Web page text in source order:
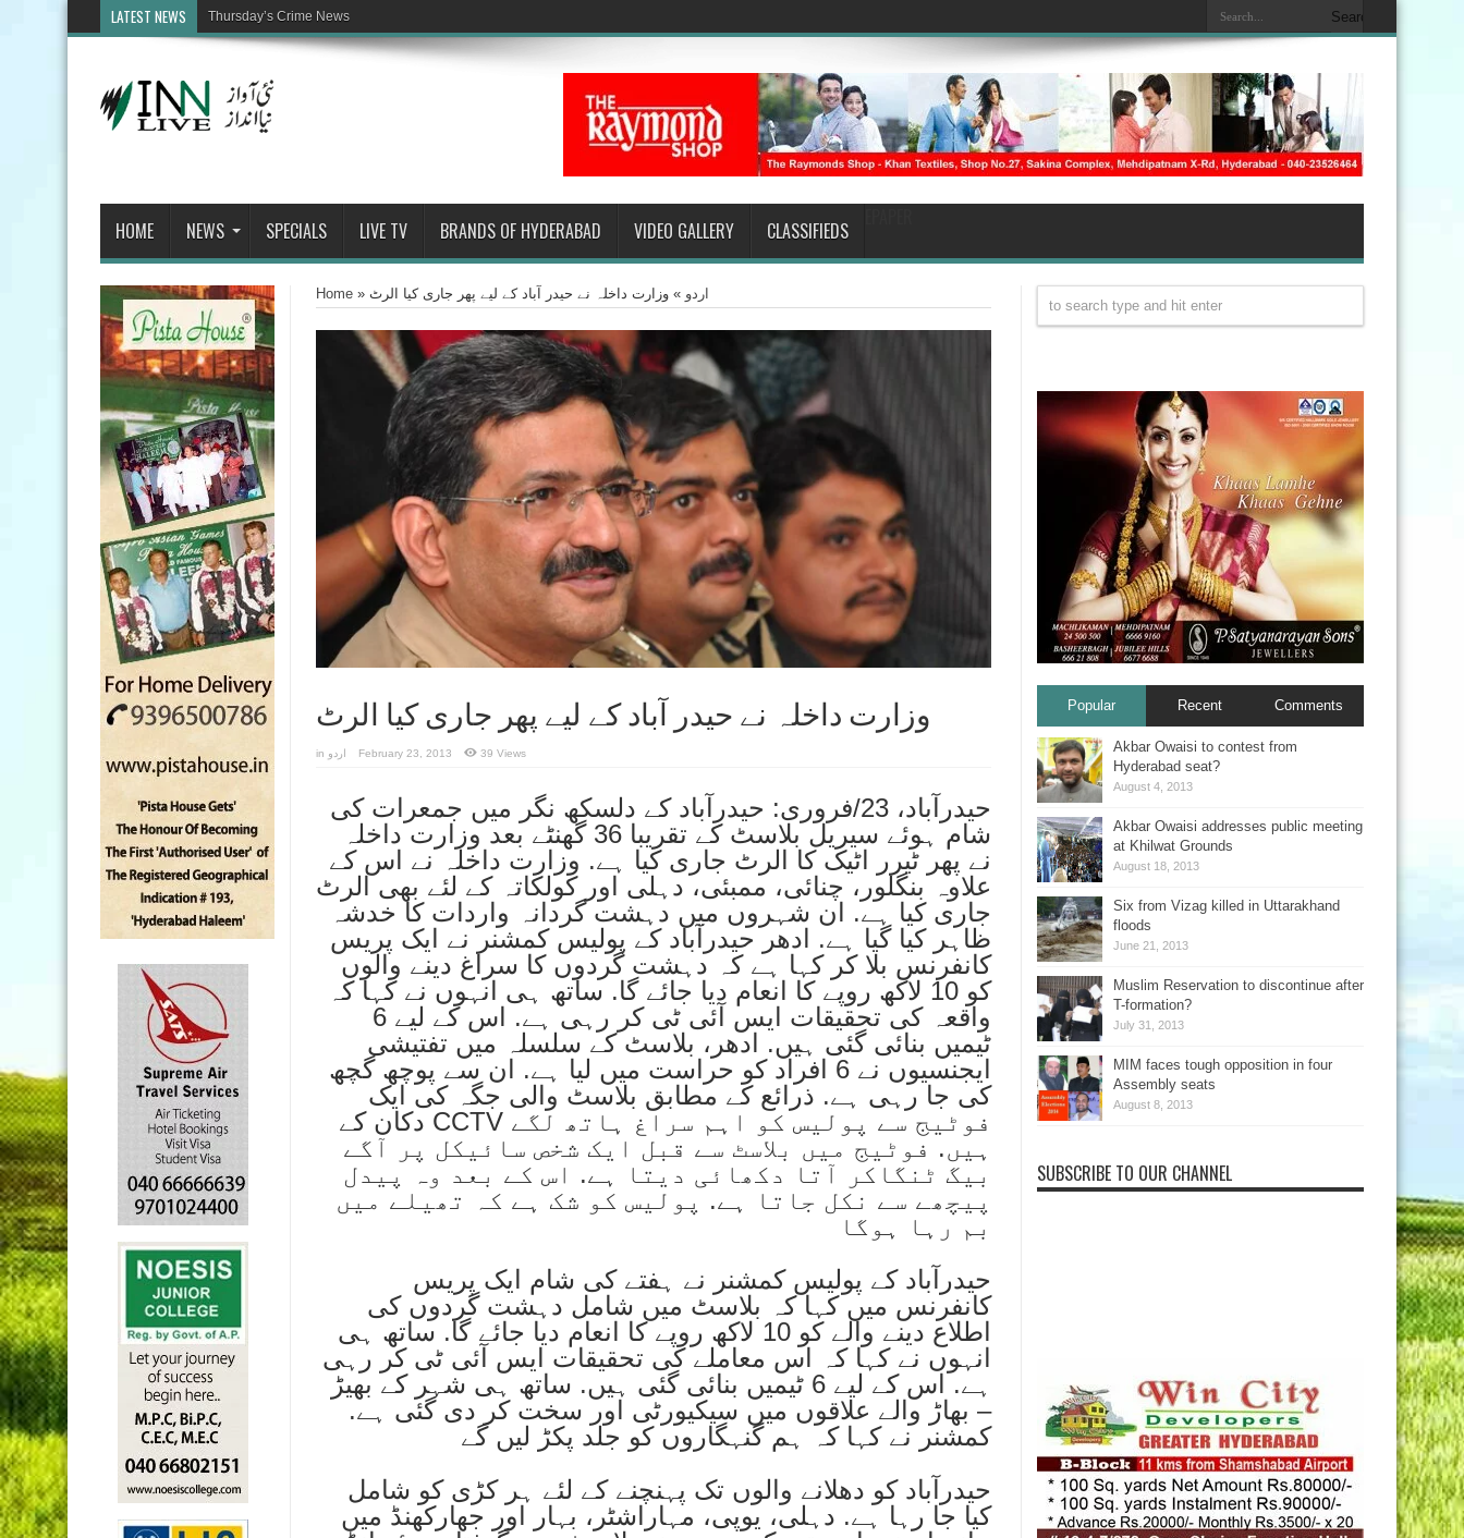
LATEST NEWS
HOME NEWS SPECIALS LIVE TV BRANDS OF HYDERABAD VIDEO GALLERY CLASSIFIEDS
Home » اردو » وزارت داخلہ نے حیدر آباد کے لیے پھر جاری کیا الرٹ
وزارت داخلہ نے حیدر آباد کے لیے پھر جاری کیا الرٹ
in اردو February 23, 2013 39 Views
حیدرآباد، 23/فروری: حیدرآباد کے دلسكھ نگر میں جمعرات کی
شام ہوئے سیریل بلاسٹ کے تقریبا 36 گھنٹے بعد وزارت داخلہ
نے پھر ٹیرر اٹیک کا الرٹ جاری کیا ہے. وزارت داخلہ نے اس کے
علاوہ بنگلور، چنائی، ممبئی، دہلی اور کولکاتہ کے لئے بھی الرٹ
جاری کیا ہے. ان شہروں میں دہشت گردانہ واردات کا خدشہ
ظاہر کیا گیا ہے. ادھر حیدرآباد کے پولیس کمشنر نے ایک پریس
کانفرنس بلا کر کہا ہے کہ دہشت گردوں کا سراغ دینے والوں
کو 10 لاکھ روپے کا انعام دیا جائے گا. ساتھ ہی انہوں نے کہا کہ
واقعہ کی تحقیقات ایس آئی ٹی کر رہی ہے. اس کے لیے 6
ٹیمیں بنائی گئی ہیں. ادھر، بلاسٹ کے سلسلہ میں تفتیشی
ایجنسیوں نے 6 افراد کو حراست میں لیا ہے. ان سے پوچھ گچھ
کی جا رہی ہے. ذرائع کے مطابق بلاسٹ والی جگہ کی ایک
دکان کے CCTV فوٹیج سے پولیس کو اہم سراغ ہاتھ لگے
ہیں. فوٹیج میں بلاسٹ سے قبل ایک شخص سائیکل پر آگے
بیگ ٹنگاکر آتا دکھائی دیتا ہے. اس کے بعد وہ پیدل
پیچھے سے نکل جاتا ہے. پولیس کو شک ہے کہ تھیلے میں
بم رہا ہوگا
حیدرآباد کے پولیس کمشنر نے ہفتے کی شام ایک پریس
کانفرنس میں کہا کہ بلاسٹ میں شامل دہشت گردوں کی
اطلاع دینے والے کو 10 لاکھ روپے کا انعام دیا جائے گا. ساتھ ہی
انہوں نے کہا کہ اس معاملے کی تحقیقات ایس آئی ٹی کر رہی
ہے. اس کے لیے 6 ٹیمیں بنائی گئی ہیں. ساتھ ہی شہر کے بھیڑ
– بھاڑ والے علاقوں میں سیکیورٹی اور سخت کر دی گئی ہے.
کمشنر نے کہا کہ ہم گنہگاروں کو جلد پکڑ لیں گے
حیدرآباد کو دهلانے والوں تک پہنچنے کے لئے ہر کڑی کو شامل
کیا جا رہا ہے. دہلی، یوپی، مہاراشٹر، بہار اور جھارکھنڈ میں
Popular Recent Comments
Akbar Owaisi to contest from
Hyderabad seat?
August 4, 2013
Akbar Owaisi addresses public meeting
at Khilwat Grounds
August 18, 2013
Six from Vizag killed in Uttarakhand
floods
June 21, 2013
Muslim Reservation to discontinue after
T-formation?
July 31, 2013
MIM faces tough opposition in four
Assembly seats
August 8, 2013
SUBSCRIBE TO OUR CHANNEL